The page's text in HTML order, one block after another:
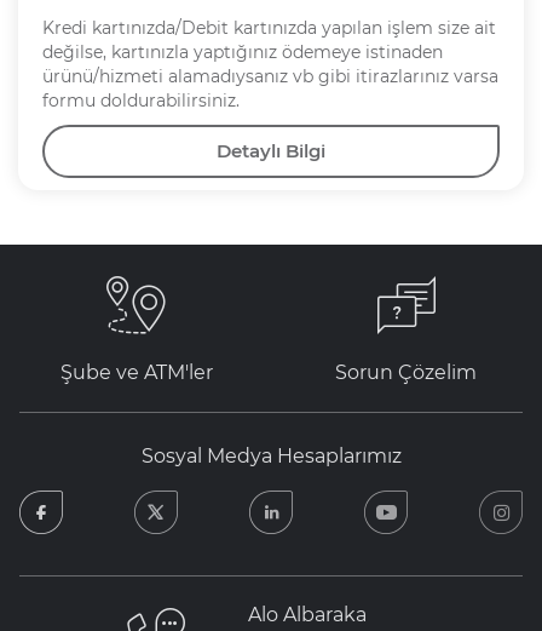
Kredi kartınızda/Debit kartınızda yapılan işlem size ait
değilse, kartınızla yaptığınız ödemeye istinaden
ürünü/hizmeti alamadıysanız vb gibi itirazlarınız varsa
formu doldurabilirsiniz.
Detaylı Bilgi
Şube ve ATM'ler Sorun Çözelim
Sosyal Medya Hesaplarımız
facebook
Alo Albaraka